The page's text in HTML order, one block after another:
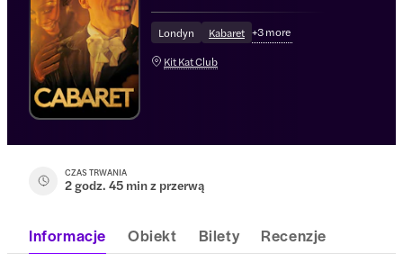
Londyn Kabaret +3more
Kit Kat Club
CZAS TRWANIA
2 godz. 45 min z przerwą
Informacje Obiekt Bilety Recenzje